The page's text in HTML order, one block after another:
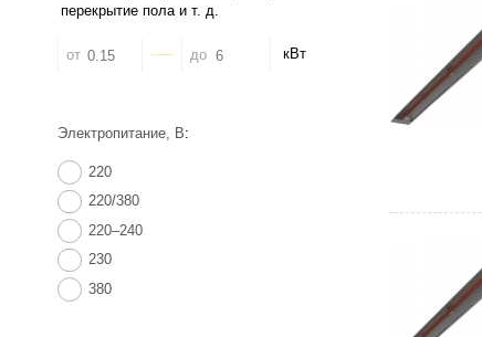
от до кВт
Электропитание, В:
220
220/380
220–240
230
380